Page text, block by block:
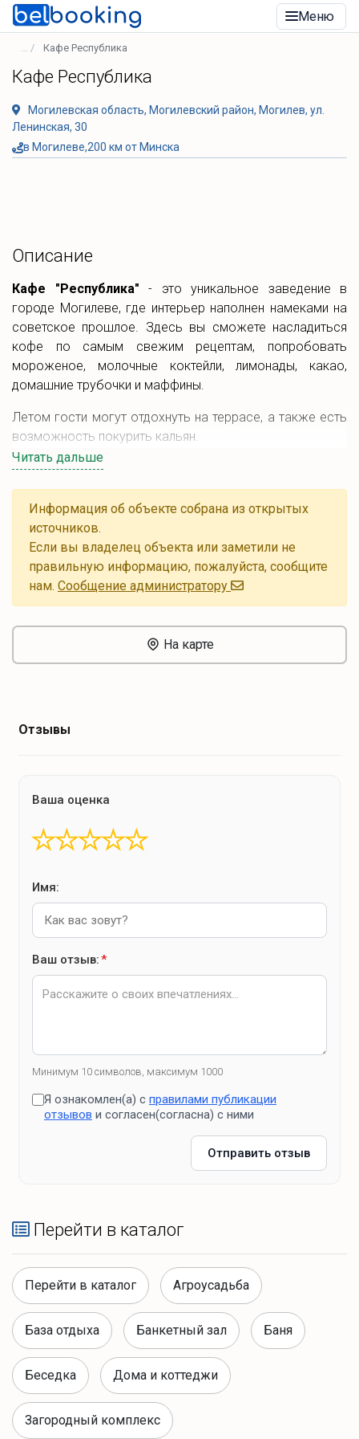
Меню
Кафе Республика
Кафе Республика
Могилевская область, Могилевский район, Могилев, ул.
Ленинская, 30
в Могилеве,200 км от Минска
Описание
Кафе "Республика" - это уникальное заведение в
городе Могилеве, где интерьер наполнен намеками на
советское прошлое. Здесь вы сможете насладиться
кофе по самым свежим рецептам, попробовать
мороженое, молочные коктейли, лимонады, какао,
домашние трубочки и маффины.
Летом гости могут отдохнуть на террасе, а также есть
возможность покурить кальян.
Читать дальше
Информация об объекте собрана из открытых
источников.
Если вы владелец объекта или заметили не
правильную информацию, пожалуйста, сообщите
нам. Cообщение администратору
На карте
Отзывы
Ваша оценка
★
★
★
★
★
Имя:
Ваш отзыв:*
Минимум 10 символов, максимум 1000
Я ознакомлен(а) с правилами публикации
отзывов и согласен(согласна) с ними
Отправить отзыв
Перейти в каталог
Перейти в каталог Агроусадьба
База отдыха Банкетный зал Баня
Беседка Дома и коттеджи
Загородный комплекс